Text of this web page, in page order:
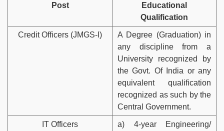
Post
Educational
Qualification
Credit Officers (JMGS-I)
A Degree (Graduation) in
any discipline from a
University recognized by
the Govt. Of India or any
equivalent qualification
recognized as such by the
Central Government.
IT Officers
a) 4-year Engineering/